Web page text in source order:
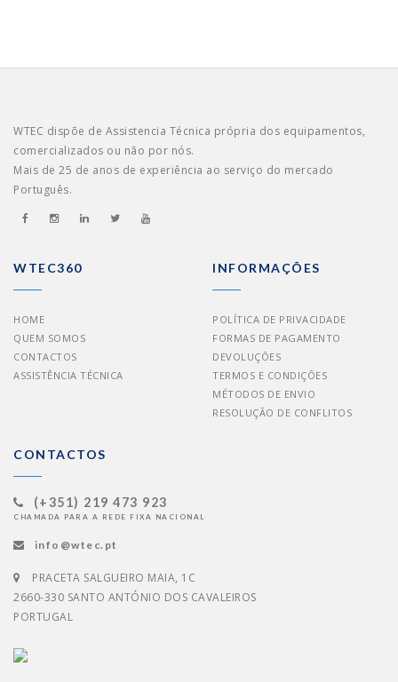
WTEC dispõe de Assistencia Técnica própria dos equipamentos,
comercializados ou não por nós.
Mais de 25 de anos de experiência ao serviço do mercado
Português.
WTEC360
HOME
QUEM SOMOS
CONTACTOS
ASSISTÊNCIA TÉCNICA
INFORMAÇÕES
POLÍTICA DE PRIVACIDADE
FORMAS DE PAGAMENTO
DEVOLUÇÕES
TERMOS E CONDIÇÕES
MÉTODOS DE ENVIO
RESOLUÇÃO DE CONFLITOS
CONTACTOS
(+351) 219 473 923
CHAMADA PARA A REDE FIXA NACIONAL
info@wtec.pt
PRACETA SALGUEIRO MAIA, 1C
2660-330 SANTO ANTÓNIO DOS CAVALEIROS
PORTUGAL